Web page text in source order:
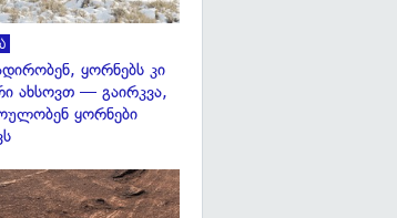
ყორნებს კი
ახსოვთ — გაირკვა,
ყორნები